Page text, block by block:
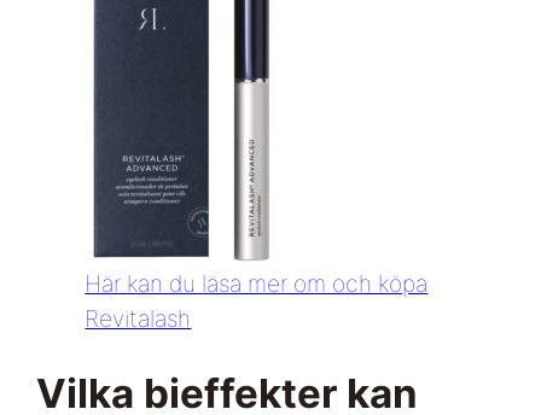
Här kan du läsa mer om och köpa
Revitalash
Vilka bieffekter kan